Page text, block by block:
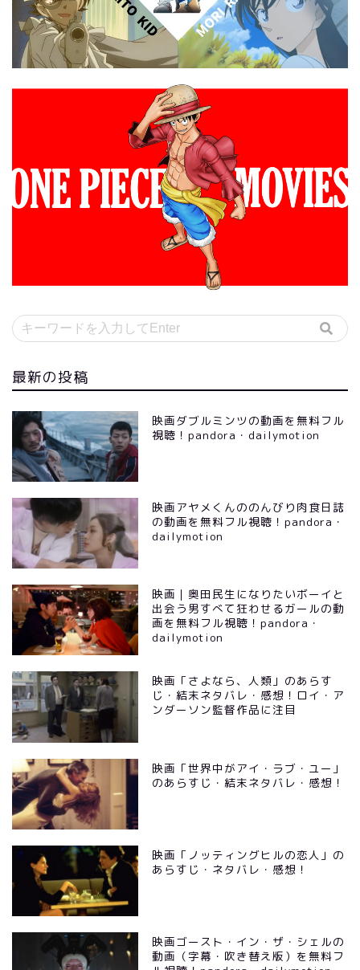
最新の投稿
映画ダブルミンツの動画を無料フル
視聴！pandora・dailymotion
映画アヤメくんののんびり肉食日誌
の動画を無料フル視聴！pandora・
dailymotion
映画｜奥田民生になりたいボーイと
出会う男すべて狂わせるガールの動
画を無料フル視聴！pandora・
dailymotion
映画「さよなら、人類」のあらす
じ・結末ネタバレ・感想！ロイ・ア
ンダーソン監督作品に注目
映画「世界中がアイ・ラブ・ユー」
のあらすじ・結末ネタバレ・感想！
映画「ノッティングヒルの恋人」の
あらすじ・ネタバレ・感想！
映画ゴースト・イン・ザ・シェルの
動画（字幕・吹き替え版）を無料フ